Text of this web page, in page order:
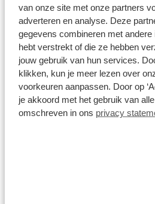
van onze site met onze partners
adverteren en analyse. Deze
gegevens combineren met andere
hebt verstrekt of die ze hebben
jouw gebruik van hun services.
klikken, kun je meer lezen over
voorkeuren aanpassen. Door op
je akkoord met het gebruik van
omschreven in ons privacy
Bekijk
Bürstner Delfin C
Lengtebedden
Delfin C 621 Limited Lengtebedden
Handgeschakeld 2024